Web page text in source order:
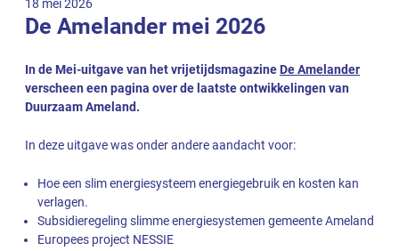
18 mei 2026
De Amelander mei 2026
In de Mei-uitgave van het vrijetijdsmagazine De Amelander
verscheen een pagina over de laatste ontwikkelingen van
Duurzaam Ameland.
In deze uitgave was onder andere aandacht voor:
Hoe een slim energiesysteem energiegebruik en kosten kan
verlagen.
Subsidieregeling slimme energiesystemen gemeente Ameland
Europees project NESSIE